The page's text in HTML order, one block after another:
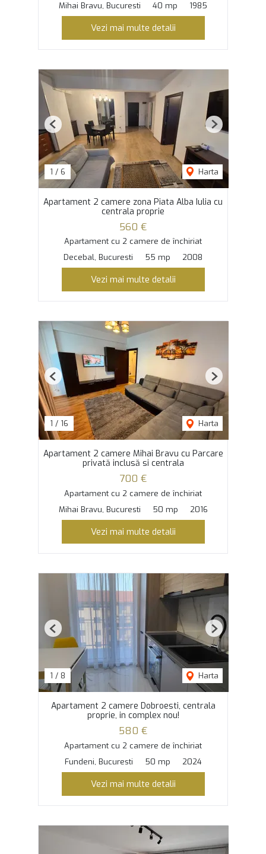
Mihai Bravu, Bucuresti 40 mp 1985
Vezi mai multe detalii
1 / 6 Harta
Previous Next
Apartament 2 camere zona Piata Alba Iulia cu
centrala proprie
560 €
Apartament cu 2 camere de închiriat
Decebal, Bucuresti
55 mp 2008
Vezi mai multe detalii
1 / 16 Harta
Previous Next
Apartament 2 camere Mihai Bravu cu Parcare
privată inclusă si centrala
700 €
Apartament cu 2 camere de închiriat
Mihai Bravu, Bucuresti
50 mp 2016
Vezi mai multe detalii
1 / 8 Harta
Previous Next
Apartament 2 camere Dobroesti, centrala
proprie, in complex nou!
580 €
Apartament cu 2 camere de închiriat
Fundeni, Bucuresti
50 mp 2024
Vezi mai multe detalii